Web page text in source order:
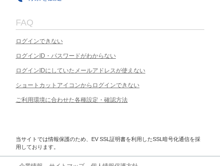
FAQ
ログインできない
ログインID・パスワードがわからない
ログインIDにしていたメールアドレスが使えない
ショートカットアイコンからログインできない
ご利用環境に合わせた各種設定・確認方法
当サイトでは情報保護のため、EV SSL証明書を利用したSSL暗号化通信を採
用しております。